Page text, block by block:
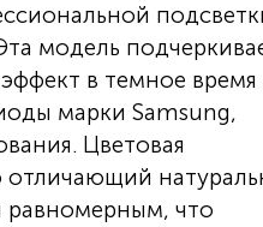
модель
в темное время
марки Samsung,
Цветовая
отличающий
равномерным, что